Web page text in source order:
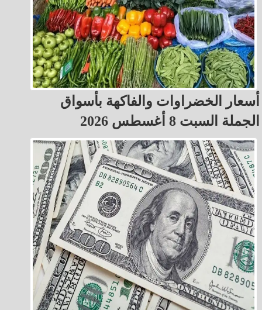
أسعار الخضراوات والفاكهة بأسواق
الجملة السبت 8 أغسطس 2026